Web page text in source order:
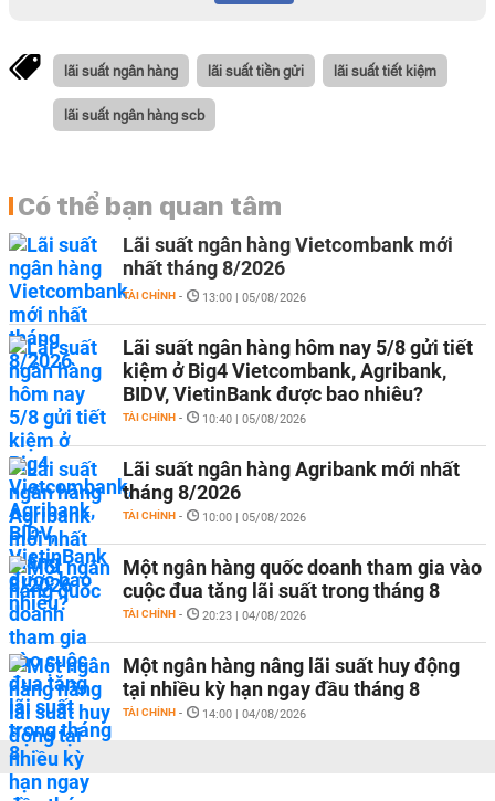
lãi suất ngân hàng lãi suất tiền gửi lãi suất tiết kiệm
lãi suất ngân hàng scb
Có thể bạn quan tâm
Lãi suất ngân hàng Vietcombank mới
nhất tháng 8/2026
TÀI CHÍNH - 13:00 | 05/08/2026
Lãi suất ngân hàng hôm nay 5/8 gửi tiết
kiệm ở Big4 Vietcombank, Agribank,
BIDV, VietinBank được bao nhiêu?
TÀI CHÍNH - 10:40 | 05/08/2026
Lãi suất ngân hàng Agribank mới nhất
tháng 8/2026
TÀI CHÍNH - 10:00 | 05/08/2026
Một ngân hàng quốc doanh tham gia vào
cuộc đua tăng lãi suất trong tháng 8
TÀI CHÍNH - 20:23 | 04/08/2026
Một ngân hàng nâng lãi suất huy động
tại nhiều kỳ hạn ngay đầu tháng 8
TÀI CHÍNH - 14:00 | 04/08/2026